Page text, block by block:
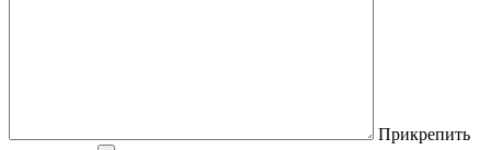
Прикрепить